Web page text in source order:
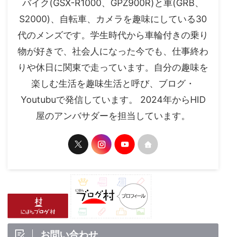
バイク(GSX-R1000、GPZ900R)と車(GRB、
S2000)、自転車、カメラを趣味にしている30
代のメンズです。学生時代から車輪付きの乗り
物が好きで、社会人になった今でも、仕事終わ
りや休日に関東で走っています。自分の趣味を
楽しむ生活を趣味生活と呼び、ブログ・
Youtubuで発信しています。 2024年からHID
屋のアンバサダーを担当しています。